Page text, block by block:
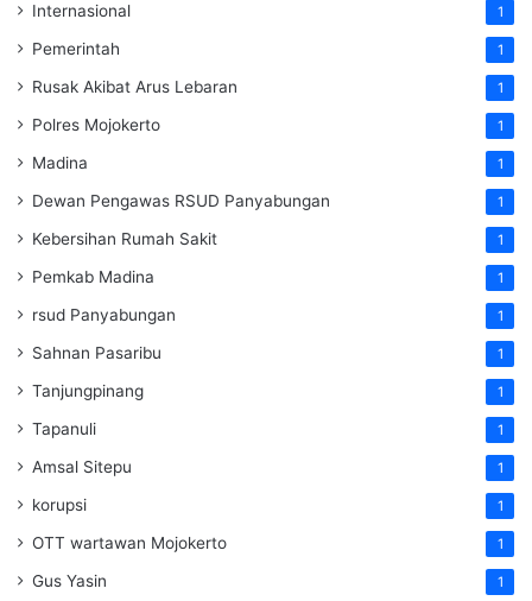
Internasional 1
Pemerintah 1
Rusak Akibat Arus Lebaran 1
Polres Mojokerto 1
Madina 1
Dewan Pengawas RSUD Panyabungan 1
Kebersihan Rumah Sakit 1
Pemkab Madina 1
rsud Panyabungan 1
Sahnan Pasaribu 1
Tanjungpinang 1
Tapanuli 1
Amsal Sitepu 1
korupsi 1
OTT wartawan Mojokerto 1
Gus Yasin 1